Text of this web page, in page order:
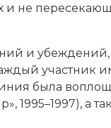
и не
и
участник
была
1995–1997), а